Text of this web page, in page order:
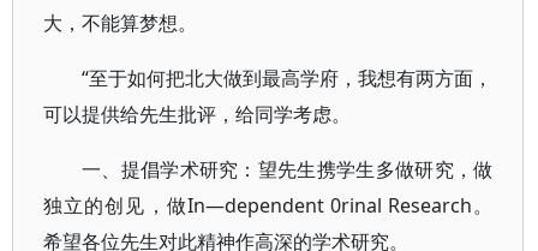
大，不能算梦想。
“至于如何把北大做到最高学府，我想有两方面，
可以提供给先生批评，给同学考虑。
一、提倡学术研究：望先生携学生多做研究，做
独立的创见，做In—dependent 0rinal Research。
希望各位先生对此精神作高深的学术研究。